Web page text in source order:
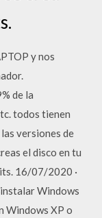
y nos
de la
todos tienen
versiones de
el disco en tu
16/07/2020 ·
Windows
Windows XP o